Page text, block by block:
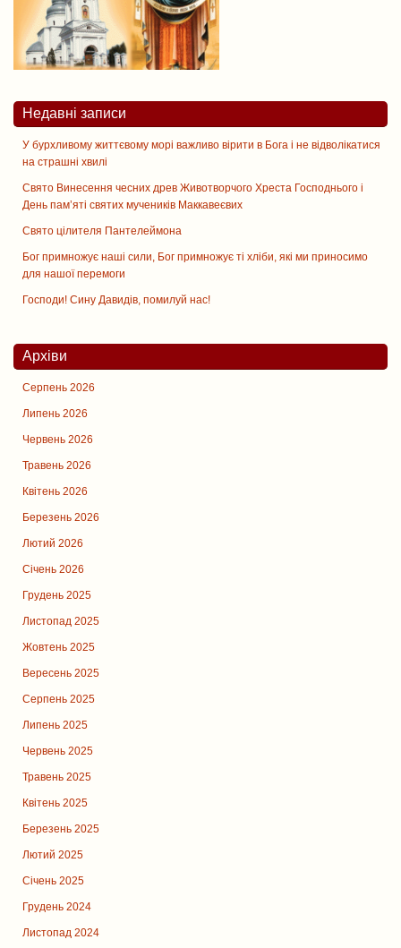
Недавні записи
У бурхливому життєвому морі важливо вірити в Бога і не відволікатися
на страшні хвилі
Свято Винесення чесних древ Животворчого Хреста Господнього і
День памʼяті святих мучеників Маккавеєвих
Свято цiлителя Пантелеймона
Бог примножує наші сили, Бог примножує ті хліби, які ми приносимо
для нашої перемоги
Господи! Сину Давидів, помилуй нас!
Архіви
Серпень 2026
Липень 2026
Червень 2026
Травень 2026
Квітень 2026
Березень 2026
Лютий 2026
Січень 2026
Грудень 2025
Листопад 2025
Жовтень 2025
Вересень 2025
Серпень 2025
Липень 2025
Червень 2025
Травень 2025
Квітень 2025
Березень 2025
Лютий 2025
Січень 2025
Грудень 2024
Листопад 2024